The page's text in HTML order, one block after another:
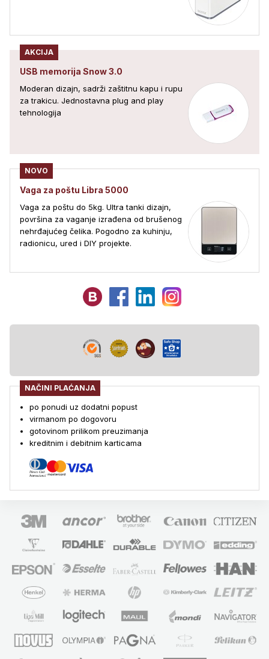
AKCIJA
USB memorija Snow 3.0
Moderan dizajn, sadrži zaštitnu kapu i rupu
za trakicu. Jednostavna plug and play
tehnologija
NOVO
Vaga za poštu Libra 5000
Vaga za poštu do 5kg. Ultra tanki dizajn,
površina za vaganje izrađena od brušenog
nehrđajućeg čelika. Pogodno za kuhinju,
radionicu, ured i DIY projekte.
NAČINI PLAĆANJA
po ponudi uz dodatni popust
virmanom po dogovoru
gotovinom prilikom preuzimanja
kreditnim i debitnim karticama